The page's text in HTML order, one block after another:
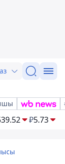
₽5.73